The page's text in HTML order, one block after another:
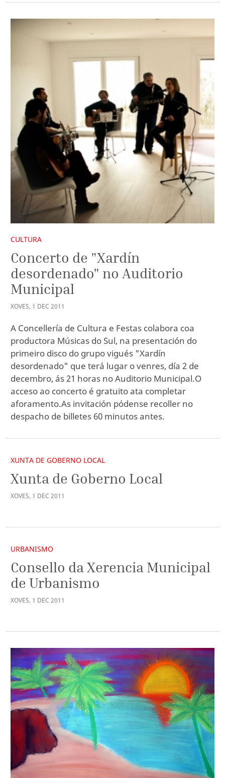
CULTURA
Concerto de "Xardín
desordenado" no Auditorio
Municipal
XOVES, 1 DEC 2011
A Concellería de Cultura e Festas colabora coa
productora Músicas do Sul, na presentación do
primeiro disco do grupo vigués "Xardín
desordenado" que terá lugar o venres, día 2 de
decembro, ás 21 horas no Auditorio Municipal.O
acceso ao concerto é gratuito ata completar
aforamento.As invitación pódense recoller no
despacho de billetes 60 minutos antes.
XUNTA DE GOBERNO LOCAL
Xunta de Goberno Local
XOVES, 1 DEC 2011
URBANISMO
Consello da Xerencia Municipal
de Urbanismo
XOVES, 1 DEC 2011